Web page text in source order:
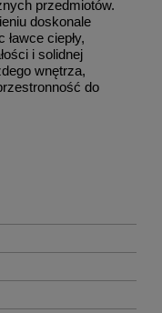
przedmiotów.
doskonale
ciepły,
i solidnej
wnętrza,
do